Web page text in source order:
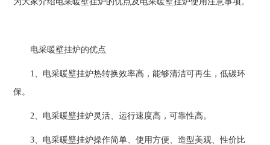
电采暖壁挂炉的优点
1、电采暖壁挂炉热转换效率高，能够清洁可再生，低碳环
保。
2、电采暖壁挂炉灵活、运行速度高，可靠性高。
3、电采暖壁挂炉操作简单、使用方便、造型美观、性价比